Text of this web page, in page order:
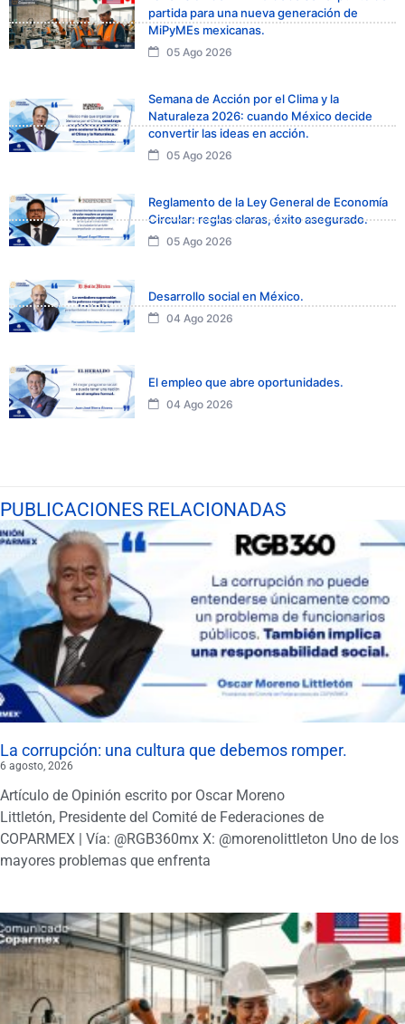
partida para una nueva generación de
MiPyMEs mexicanas.
05 Ago 2026
Semana de Acción por el Clima y la
Naturaleza 2026: cuando México decide
convertir las ideas en acción.
05 Ago 2026
Reglamento de la Ley General de Economía
Circular: reglas claras, éxito asegurado.
05 Ago 2026
Desarrollo social en México.
04 Ago 2026
El empleo que abre oportunidades.
04 Ago 2026
PUBLICACIONES RELACIONADAS
La corrupción: una cultura que debemos romper.
6 agosto, 2026
Artículo de Opinión escrito por Oscar Moreno
Littletón, Presidente del Comité de Federaciones de
COPARMEX | Vía: @RGB360mx X: @morenolittleton Uno de los
mayores problemas que enfrenta